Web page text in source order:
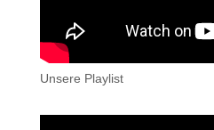
Unsere Playlist